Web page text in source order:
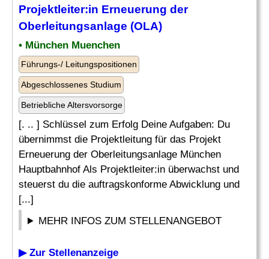
Projektleiter:in Erneuerung der
Oberleitungsanlage (OLA)
• München Muenchen
Führungs-/ Leitungspositionen
Abgeschlossenes Studium
Betriebliche Altersvorsorge
[. .. ] Schlüssel zum Erfolg Deine Aufgaben: Du
übernimmst die Projektleitung für das Projekt
Erneuerung der Oberleitungsanlage München
Hauptbahnhof Als Projektleiter:in überwachst und
steuerst du die auftragskonforme Abwicklung und
[...]
MEHR INFOS ZUM STELLENANGEBOT
▶ Zur Stellenanzeige